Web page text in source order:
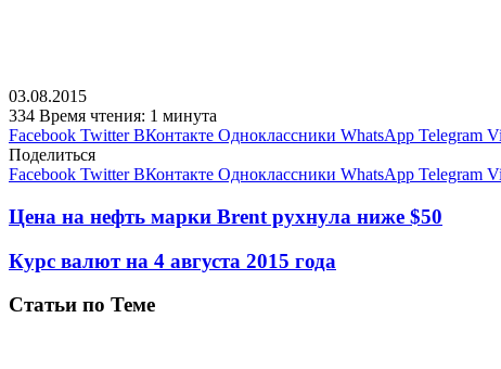
03.08.2015
334 Время чтения: 1 минута
Facebook Twitter ВКонтакте Одноклассники WhatsApp Telegram
Поделиться
Facebook Twitter ВКонтакте Одноклассники WhatsApp Telegram
Цена на нефть марки Brent рухнула ниже $50
Курс валют на 4 августа 2015 года
Статьи по Теме